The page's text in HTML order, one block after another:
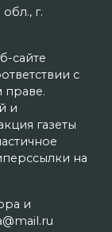
г.
сайте
с
праве.
и
газеты
на
и